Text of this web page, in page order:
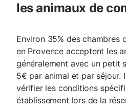
les animaux de
Environ 35% des chambres
en Provence acceptent les
généralement avec un petit
5€ par animal et par séjour.
vérifier les conditions
établissement lors de la